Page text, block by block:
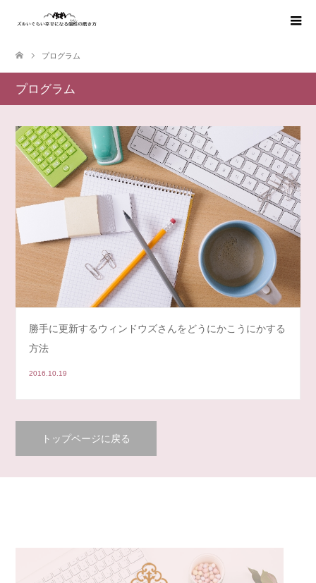
プログラム
プログラム
勝手に更新するウィンドウズさんをどうにかこうにかする
方法
2016.10.19
トップページに戻る